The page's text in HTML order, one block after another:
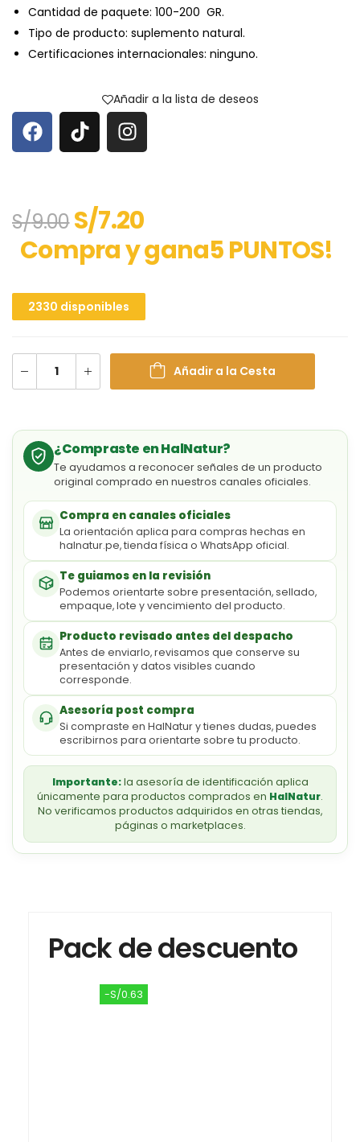
Cantidad de paquete: 100-200 GR.
Tipo de producto: suplemento natural.
Certificaciones internacionales: ninguno.
Añadir a la lista de deseos
S/9.00S/7.20
Compra y gana5 PUNTOS!
2330 disponibles
Añadir a la Cesta
¿Compraste en HalNatur?
Te ayudamos a reconocer señales de un producto
original comprado en nuestros canales oficiales.
Compra en canales oficiales
La orientación aplica para compras hechas en
halnatur.pe, tienda física o WhatsApp oficial.
Te guiamos en la revisión
Podemos orientarte sobre presentación, sellado,
empaque, lote y vencimiento del producto.
Producto revisado antes del despacho
Antes de enviarlo, revisamos que conserve su
presentación y datos visibles cuando
corresponde.
Asesoría post compra
Si compraste en HalNatur y tienes dudas, puedes
escribirnos para orientarte sobre tu producto.
Importante:la asesoría de identificación aplica
únicamente para productos comprados en HalNatur.
No verificamos productos adquiridos en otras tiendas,
páginas o marketplaces.
Pack de descuento
-S/0.63